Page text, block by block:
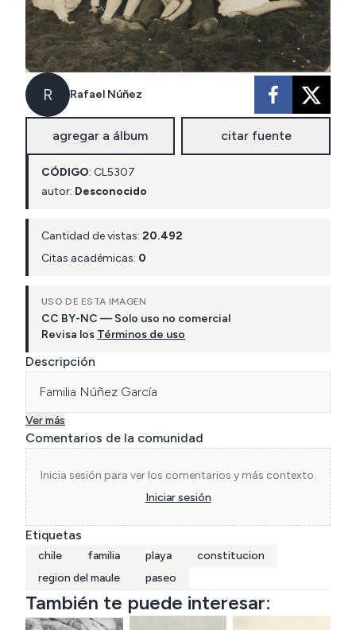
R Rafael Núñez
agregar a álbum citar fuente
CÓDIGO: CL5307
autor: Desconocido
Cantidad de vistas: 20.492
Citas académicas: 0
USO DE ESTA IMAGEN
CC BY-NC — Solo uso no comercial
Revisa los Términos de uso
Descripción
Ver más
Comentarios de la comunidad
Inicia sesión para ver los comentarios y más contexto.
Iniciar sesión
Etiquetas
chile familia playa
constitucion
region del maule
paseo
También te puede interesar: